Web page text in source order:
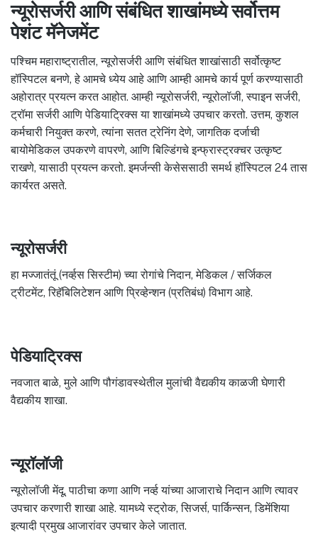
न्यूरोसर्जरी आणि संबंधित शाखांमध्ये सर्वोत्तम
पेशंट मॅनेजमेंट
पश्चिम महाराष्ट्रातील, न्यूरोसर्जरी आणि संबंधित शाखांसाठी सर्वोत्कृष्ट
हॉस्पिटल बनणे, हे आमचे ध्येय आहे आणि आम्ही आमचे कार्य पूर्ण करण्यासाठी
अहोरात्र प्रयत्न करत आहोत. आम्ही न्यूरोसर्जरी, न्यूरोलॉजी, स्पाइन सर्जरी,
ट्रॉमा सर्जरी आणि पेडियाट्रिक्स या शाखांमध्ये उपचार करतो. उत्तम, कुशल
कर्मचारी नियुक्त करणे, त्यांना सतत ट्रेनिंग देणे, जागतिक दर्जाची
बायोमेडिकल उपकरणे वापरणे, आणि बिल्डिंगचे इन्फ्रास्ट्रक्चर उत्कृष्ट
राखणे, यासाठी प्रयत्न करतो. इमर्जन्सी केसेससाठी समर्थ हॉस्पिटल 24 तास
कार्यरत असते.
न्यूरोसर्जरी
हा मज्जातंतूं (नर्व्हस सिस्टीम) च्या रोगांचे निदान, मेडिकल / सर्जिकल
ट्रीटमेंट, रिहॅबिलिटेशन आणि प्रिव्हेन्शन (प्रतिबंध) विभाग आहे.
पेडियाट्रिक्स
नवजात बाळे, मुले आणि पौगंडावस्थेतील मुलांची वैद्यकीय काळजी घेणारी
वैद्यकीय शाखा.
न्यूरॉलॉजी
न्यूरोलॉजी मेंदू, पाठीचा कणा आणि नर्व्ह यांच्या आजाराचे निदान आणि त्यावर
उपचार करणारी शाखा आहे. यामध्ये स्ट्रोक, सिजर्स, पार्किन्सन, डिमेंशिया
इत्यादी प्रमुख आजारांवर उपचार केले जातात.